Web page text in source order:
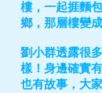
樓，一起捱麵
鄉，那層樓變
劉小群透露很
樣！身邊確實
也有故事，大